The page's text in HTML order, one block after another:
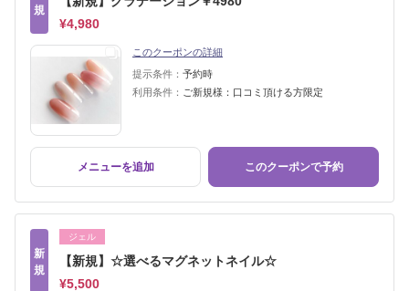
規
¥4,980
このクーポンの詳細
提示条件： 予約時
利用条件： ご新規様：口コミ頂ける方限定
メニューを追加 このクーポンで予約
新
規
ジェル
【新規】☆選べるマグネットネイル☆
¥5,500